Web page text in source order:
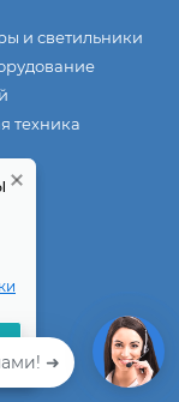
и светильники
техника
➜